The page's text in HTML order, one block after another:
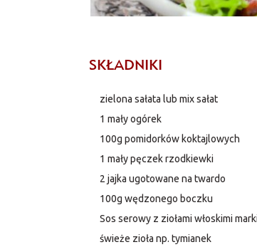
SKŁADNIKI
zielona sałata lub mix sałat
1 mały ogórek
100g pomidorków koktajlowych
1 mały pęczek rzodkiewki
2 jajka ugotowane na twardo
100g wędzonego boczku
Sos serowy z ziołami włoskimi
świeże zioła np. tymianek